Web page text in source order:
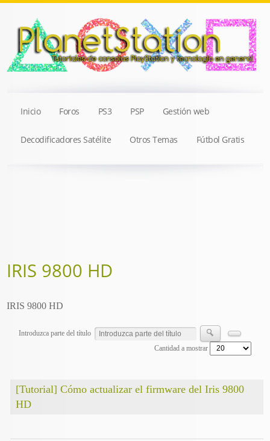
Inicio Foros PS3 PSP Gestión web
Decodificadores Satélite Otros Temas Fútbol Gratis
IRIS 9800 HD
IRIS 9800 HD
Introduzca parte del título
Cantidad a mostrar
[Tutorial] Cómo actualizar el firmware del Iris 9800
HD